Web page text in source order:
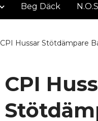
Beg Däck N.O.S
CPI Hussar Stötdämpare
CPI